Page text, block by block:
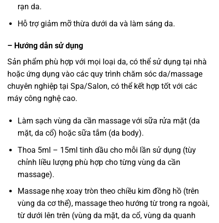
rạn da.
Hỗ trợ giảm mỡ thừa dưới da và làm sáng da.
– Hướng dẫn sử dụng
Sản phẩm phù hợp với mọi loại da, có thể sử dụng tại nhà
hoặc ứng dụng vào các quy trình chăm sóc da/massage
chuyên nghiệp tại Spa/Salon, có thể kết hợp tốt với các
máy công nghệ cao.
Làm sạch vùng da cần massage với sữa rửa mặt (da
mặt, da cổ) hoặc sữa tắm (da body).
Thoa 5ml – 15ml tinh dầu cho mỗi lần sử dụng (tùy
chỉnh liều lượng phù hợp cho từng vùng da cần
massage).
Massage nhẹ xoay tròn theo chiều kim đồng hồ (trên
vùng da cơ thể), massage theo hướng từ trong ra ngoài,
từ dưới lên trên (vùng da mặt, da cổ, vùng da quanh